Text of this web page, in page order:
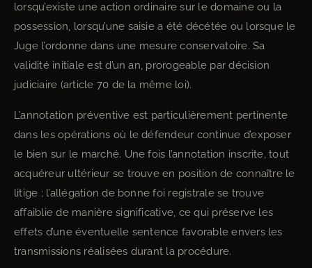
lorsqu’existe une action ordinaire sur le domaine ou la
possession, lorsqu’une saisie a été décétée ou lorsque le
Juge l’ordonne dans une mesure conservatoire. Sa
validité initiale est d’un an, prorogeable par décision
judiciaire (article 70 de la même loi).
L’annotation préventive est particulièrement pertinente
dans les opérations où le défendeur continue d’exposer
le bien sur le marché. Une fois l’annotation inscrite, tout
acquéreur ultérieur se trouve en position de connaître le
litige ; l’allégation de bonne foi registrale se trouve
affaiblie de manière significative, ce qui préserve les
effets d’une éventuelle sentence favorable envers les
transmissions réalisées durant la procédure.